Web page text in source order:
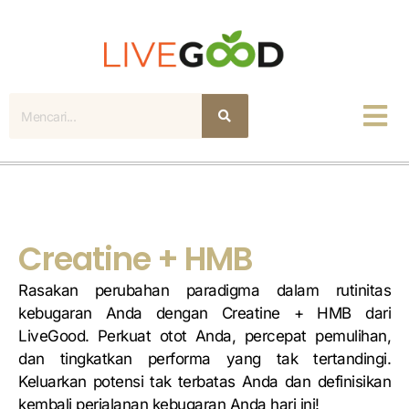
Mencari
Creatine + HMB
Rasakan perubahan paradigma dalam rutinitas
kebugaran Anda dengan Creatine + HMB dari
LiveGood. Perkuat otot Anda, percepat pemulihan,
dan tingkatkan performa yang tak tertandingi.
Keluarkan potensi tak terbatas Anda dan definisikan
kembali perjalanan kebugaran Anda hari ini!